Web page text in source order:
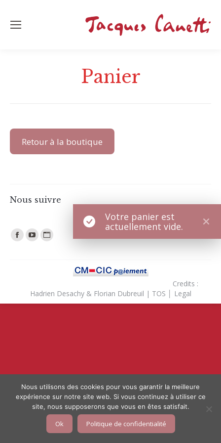
Panier
Votre panier est
actuellement vide.
Retour à la boutique
Nous suivre
Trouvez nous sur :
Facebook
new
window
YouTube
new
window
Site
new
window
Credits :
Hadrien Desachy & Florian Dubreuil | TOS Legal
Nous utilisons des cookies pour vous garantir la meilleure
expérience sur notre site web. Si vous continuez à utiliser ce
site, nous supposerons que vous en êtes satisfait.
Ok Politique de confidentialité